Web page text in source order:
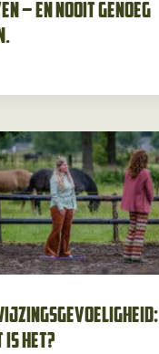
– en nooit genoeg
is het?